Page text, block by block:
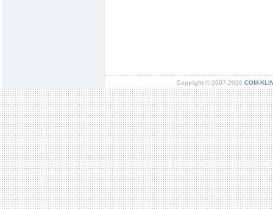
Copyright © 2007-2026 COM-